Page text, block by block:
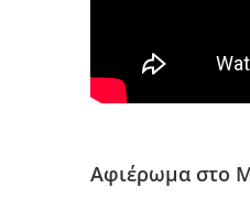
Αφιέρωμα στο